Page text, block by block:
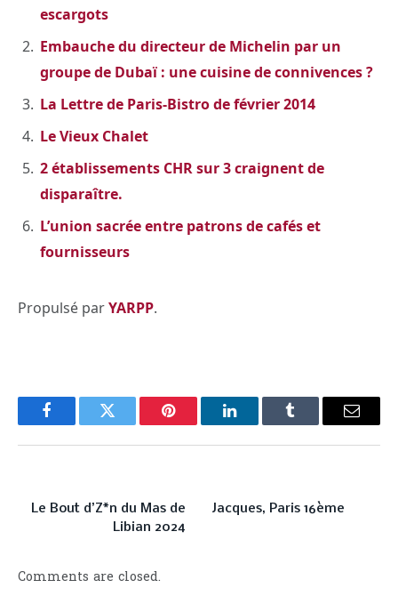
escargots
Embauche du directeur de Michelin par un
groupe de Dubaï : une cuisine de connivences ?
La Lettre de Paris-Bistro de février 2014
Le Vieux Chalet
2 établissements CHR sur 3 craignent de
disparaître.
L’union sacrée entre patrons de cafés et
fournisseurs
Propulsé parYARPP.
FacebookTwitter Pinterest LinkedInTumblr Email
Le Bout d’Z*n du Mas de
Libian 2024
Jacques, Paris 16ème
Comments are closed.